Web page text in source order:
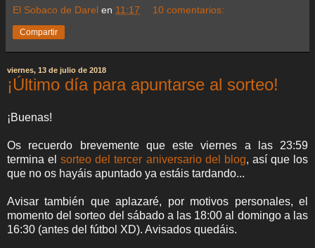
El Sobaco de Darel en 11:17 10 comentarios:
Compartir
viernes, 13 de julio de 2018
¡Último día para apuntarse al sorteo!
¡Buenas!
Os recuerdo brevemente que este viernes a las 23:59
termina elsorteo del tercer aniversario del blog, así que los
que no os hayáis apuntado ya estáis tardando...
Avisar también que aplazaré, por motivos personales, el
momento del sorteo del sábado a las 18:00 al domingo a las
16:30 (antes del fútbol XD). Avisados quedáis.